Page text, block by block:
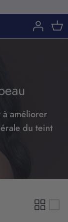
améliorer
du teint